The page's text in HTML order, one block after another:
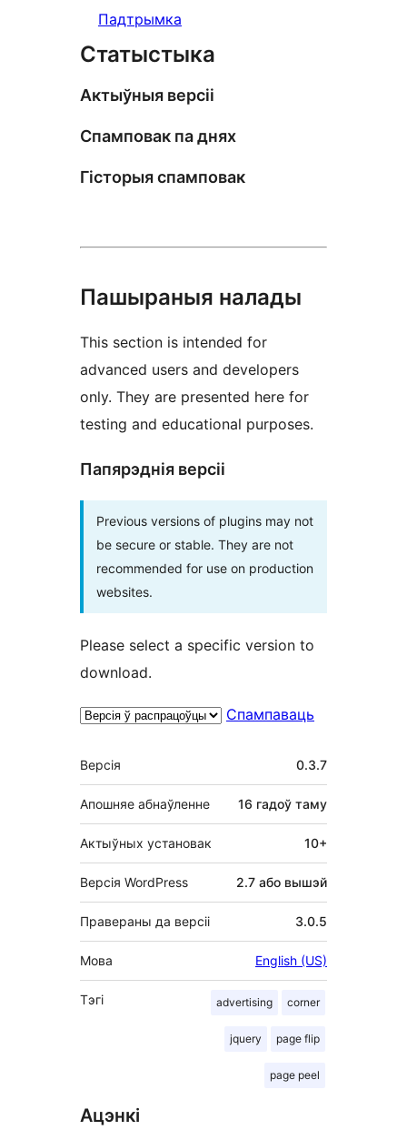
Падтрымка
Статыстыка
Актыўныя версіі
Спамповак па днях
Гісторыя спамповак
Пашыраныя налады
This section is intended for
advanced users and developers
only. They are presented here for
testing and educational purposes.
Папярэднія версіі
Previous versions of plugins may not
be secure or stable. They are not
recommended for use on production
websites.
Please select a specific version to
download.
Спампаваць
Мета
Версія 0.3.7
Апошняе абнаўленне 16 гадоў таму
Актыўных установак 10+
Версія WordPress 2.7 або вышэй
Правераны да версіі 3.0.5
Мова English (US)
Тэгі advertising corner
jquery page flip
page peel
Ацэнкі